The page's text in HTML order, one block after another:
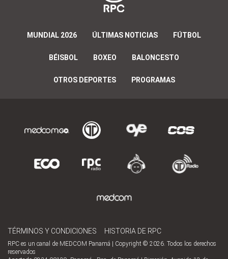
MUNDIAL 2026 ÚLTIMAS NOTICIAS FÚTBOL
BÉISBOL BOXEO BALONCESTO
OTROS DEPORTES PROGRAMAS
TÉRMINOS Y CONDICIONES HISTORIA DE RPC
RPC es un canal de MEDCOM Panamá | Copyright © 2026. Todos los derechos
reservados